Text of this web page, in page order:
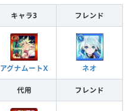
キャラ3 フレンド
アグナムートX ネオ
代用 フレンド